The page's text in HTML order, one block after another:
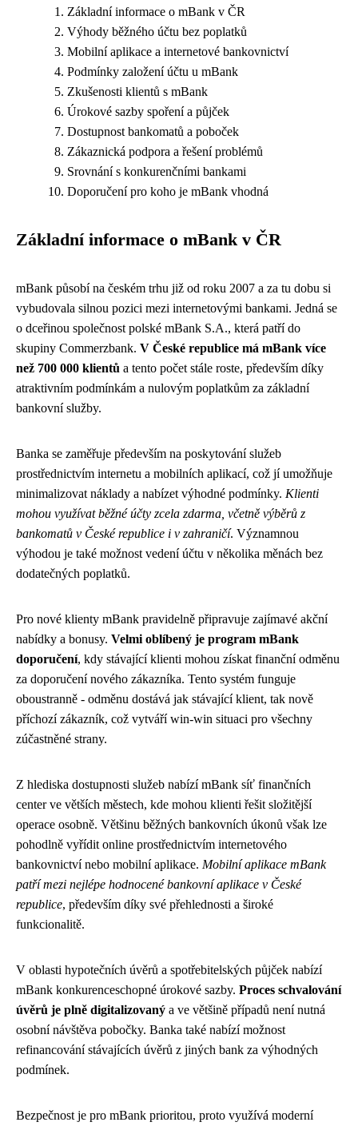
Základní informace o mBank v ČR
Výhody běžného účtu bez poplatků
Mobilní aplikace a internetové bankovnictví
Podmínky založení účtu u mBank
Zkušenosti klientů s mBank
Úrokové sazby spoření a půjček
Dostupnost bankomatů a poboček
Zákaznická podpora a řešení problémů
Srovnání s konkurenčními bankami
Doporučení pro koho je mBank vhodná
Základní informace o mBank v ČR
mBank působí na českém trhu již od roku 2007 a za tu dobu si
vybudovala silnou pozici mezi internetovými bankami. Jedná se
o dceřinou společnost polské mBank S.A., která patří do
skupiny Commerzbank. V České republice má mBank více
než 700 000 klientů a tento počet stále roste, především díky
atraktivním podmínkám a nulovým poplatkům za základní
bankovní služby.
Banka se zaměřuje především na poskytování služeb
prostřednictvím internetu a mobilních aplikací, což jí umožňuje
minimalizovat náklady a nabízet výhodné podmínky. Klienti
mohou využívat běžné účty zcela zdarma, včetně výběrů z
bankomatů v České republice i v zahraničí. Významnou
výhodou je také možnost vedení účtu v několika měnách bez
dodatečných poplatků.
Pro nové klienty mBank pravidelně připravuje zajímavé akční
nabídky a bonusy. Velmi oblíbený je program mBank
doporučení, kdy stávající klienti mohou získat finanční odměnu
za doporučení nového zákazníka. Tento systém funguje
oboustranně - odměnu dostává jak stávající klient, tak nově
příchozí zákazník, což vytváří win-win situaci pro všechny
zúčastněné strany.
Z hlediska dostupnosti služeb nabízí mBank síť finančních
center ve větších městech, kde mohou klienti řešit složitější
operace osobně. Většinu běžných bankovních úkonů však lze
pohodlně vyřídit online prostřednictvím internetového
bankovnictví nebo mobilní aplikace. Mobilní aplikace mBank
patří mezi nejlépe hodnocené bankovní aplikace v České
republice, především díky své přehlednosti a široké
funkcionalitě.
V oblasti hypotečních úvěrů a spotřebitelských půjček nabízí
mBank konkurenceschopné úrokové sazby. Proces schvalování
úvěrů je plně digitalizovaný a ve většině případů není nutná
osobní návštěva pobočky. Banka také nabízí možnost
refinancování stávajících úvěrů z jiných bank za výhodných
podmínek.
Bezpečnost je pro mBank prioritou, proto využívá moderní